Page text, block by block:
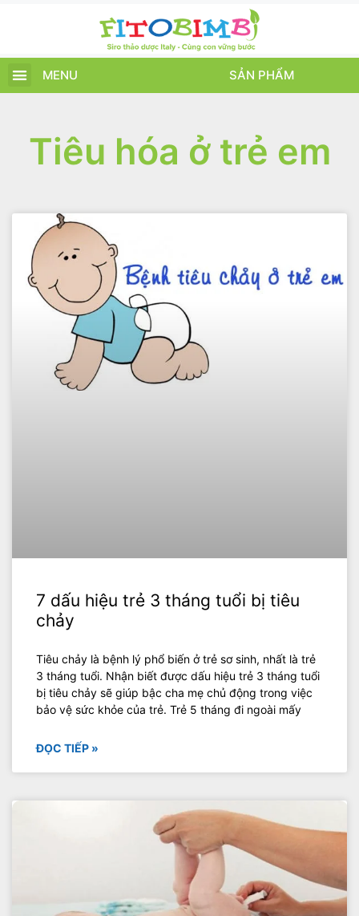
MENU SẢN PHẨM
Tiêu hóa ở trẻ em
7 dấu hiệu trẻ 3 tháng tuổi bị tiêu
chảy
Tiêu chảy là bệnh lý phổ biến ở trẻ sơ sinh, nhất là trẻ
3 tháng tuổi. Nhận biết được dấu hiệu trẻ 3 tháng tuổi
bị tiêu chảy sẽ giúp bậc cha mẹ chủ động trong việc
bảo vệ sức khỏe của trẻ. Trẻ 5 tháng đi ngoài mấy
ĐỌC TIẾP »